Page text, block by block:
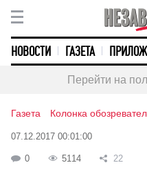
НОВОСТИ ГАЗЕТА
Перейти на
Газета Колонка
07.12.2017 00:01:00
0 5114 22